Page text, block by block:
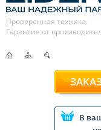
Проверенная техника.
Гарантия от
В